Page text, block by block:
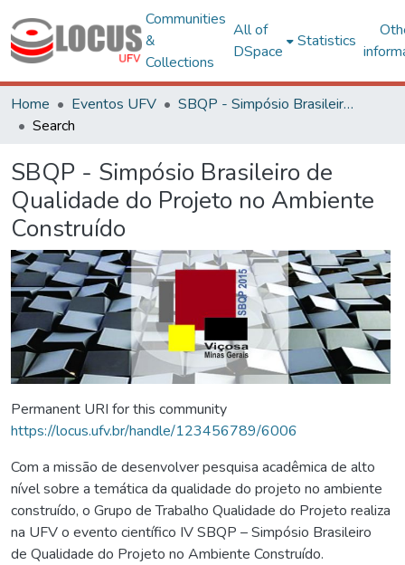
Communities
&
Collections
All of
DSpace
Statistics
Home Eventos UFV
SBQP - Simpósio Brasileiro de Qualidade do Projeto no Ambiente Construído
Search
SBQP - Simpósio Brasileiro de
Qualidade do Projeto no Ambiente
Construído
Permanent URI for this community
https://locus.ufv.br/handle/123456789/6006
Com a missão de desenvolver pesquisa acadêmica de alto
nível sobre a temática da qualidade do projeto no ambiente
construído, o Grupo de Trabalho Qualidade do Projeto realiza
na UFV o evento científico IV SBQP – Simpósio Brasileiro
de Qualidade do Projeto no Ambiente Construído.